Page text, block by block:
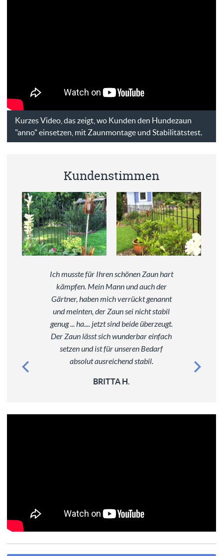
Kurzes Video, das zeigt, wo Kunden den Hundezaun
"anno" einsetzen, mit Zaunmontage und Stabilitätstest.
Kundenstimmen
Ich musste für Ihren schönen Zaun hart
kämpfen. Mein Mann und auch der
Gärtner, haben mich verrückt genannt
und meinten, der Zaun sei nicht stabil
genug ... ha.... jetzt sind beide überzeugt.
Der Zaun lässt sich wunderbar einfach
setzen und ist für unseren Bedarf
absolut ausreichend stabil.
BRITTA H.